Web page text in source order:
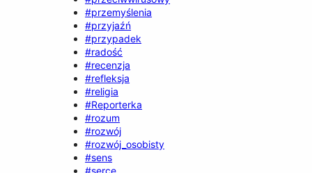
#przemyślenia
#przyjaźń
#przypadek
#radość
#recenzja
#refleksja
#religia
#Reporterka
#rozum
#rozwój
#rozwój_osobisty
#sens
#serce